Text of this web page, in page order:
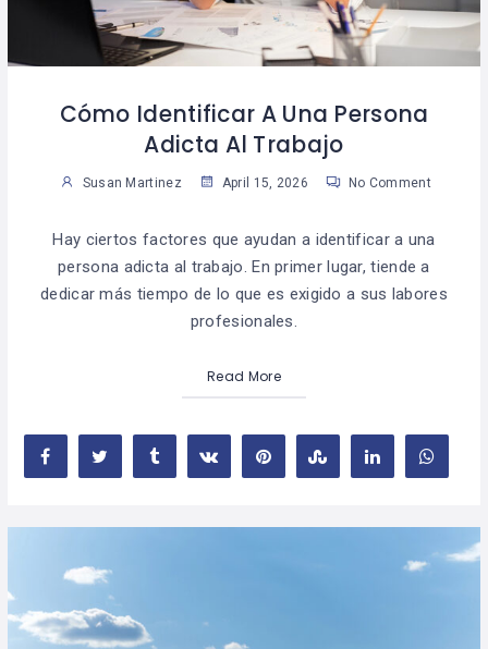
Cómo Identificar A Una Persona
Adicta Al Trabajo
Susan Martinez April 15, 2026 No Comment
Hay ciertos factores que ayudan a identificar a una
persona adicta al trabajo. En primer lugar, tiende a
dedicar más tiempo de lo que es exigido a sus labores
profesionales.
Read More